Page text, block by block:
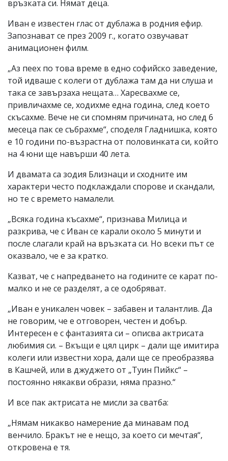
връзката си. Нямат деца.
Иван е известен глас от дублажа в родния ефир.
Запознават се през 2009 г., когато озвучават
анимационен филм.
„Аз пеех по това време в едно софийско заведение,
той идваше с колеги от дублажа там да ни слуша и
така се завързаха нещата… Харесвахме се,
привличахме се, ходихме една година, след което
скъсахме. Вече не си спомням причината, но след 6
месеца пак се събрахме“, споделя Гладнишка, която
е 10 години по-възрастна от половинката си, който
на 4 юни ще навърши 40 лета.
И двамата са зодия Близнаци и сходните им
характери често подклаждали спорове и скандали,
но те с времето намалели.
„Всяка година късахме“, признава Милица и
разкрива, че с Иван се карали около 5 минути и
после слагали край на връзката си. Но всеки път се
оказвало, че е за кратко.
Казват, че с напредването на годините се карат по-
малко и не се разделят, а се одобряват.
„Иван е уникален човек – забавен и талантлив. Да
не говорим, че е отговорен, честен и добър.
Интересен е с фантазията си – описва актрисата
любимия си. – Вкъщи е цял цирк – дали ще имитира
колеги или известни хора, дали ще се преобразява
в Кашчей, или в джуджето от „Туин Пийкс“ –
постоянно някакви образи, няма празно.“
И все пак актрисата не мисли за сватба:
„Нямам никакво намерение да минавам под
венчило. Бракът не е нещо, за което си мечтая“,
откровена е тя.